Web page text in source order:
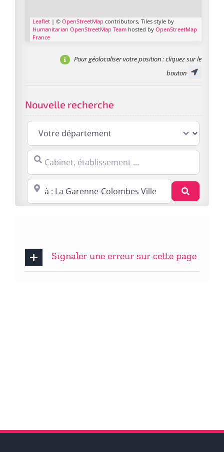
Leaflet | © OpenStreetMap contributors, Tiles style by
Humanitarian OpenStreetMap Team hosted by OpenStreetMap
France
Pour géolocaliser votre position: cliquez sur le
bouton
Nouvelle recherche
Cabinet, établissement ...
Proche de : ville, cp, lieu ...
Signaler une erreur sur cette page